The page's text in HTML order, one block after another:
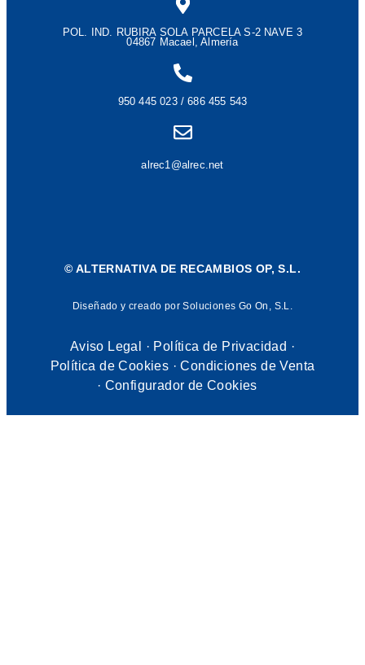
POL. IND. RUBIRA SOLA PARCELA S-2 NAVE 3
04867 Macael, Almería
950 445 023 / 686 455 543
alrec1@alrec.net
© ALTERNATIVA DE RECAMBIOS OP, S.L.
Diseñado y creado por Soluciones Go On, S.L.
Aviso Legal · Política de Privacidad ·
Política de Cookies ·Condiciones de Venta
· Configurador de Cookies